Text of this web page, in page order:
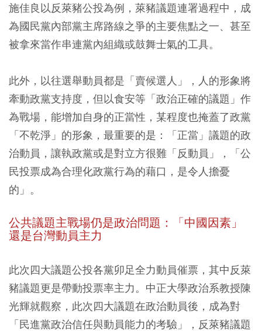
施佳良以反萊豬公投為例，萊豬議題連署過程中，成
為國民黨內部黨主席路線之爭的主要焦點之一、甚至
被拿來當作串連黨內組織或鼓舞士氣的工具。
此外，以往選舉動員都是「賣候選人」，人的形象將
牽動政黨支持度，但以食安等「政治正確的議題」作
為戰場，能增加自身的正當性，某程度也掩蓋了政黨
「不乾淨」的形象，最重要的是：「正當」議題的政
治動員，讓執政黨或是對立方很難「反動員」，「公
民投票成為合理化政黨行為的藉口，是令人擔憂
的」。
公共議題主戰場仍是政治問題：「中國因素」
還是台灣動員主力
此次四大議題公投各黨卯足全力動員催票，其中反萊
豬議題更是帶動投票率主力。中正大學政治系教授陳
光輝就觀察，此次四大議題在政治動員後，成為對
「民進黨政治信任與動員能力的考驗」，反萊豬議題